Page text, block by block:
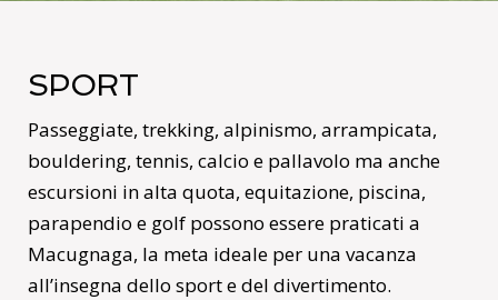
SPORT
Passeggiate, trekking, alpinismo, arrampicata,
bouldering, tennis, calcio e pallavolo ma anche
escursioni in alta quota, equitazione, piscina,
parapendio e golf possono essere praticati a
Macugnaga, la meta ideale per una vacanza
all’insegna dello sport e del divertimento.